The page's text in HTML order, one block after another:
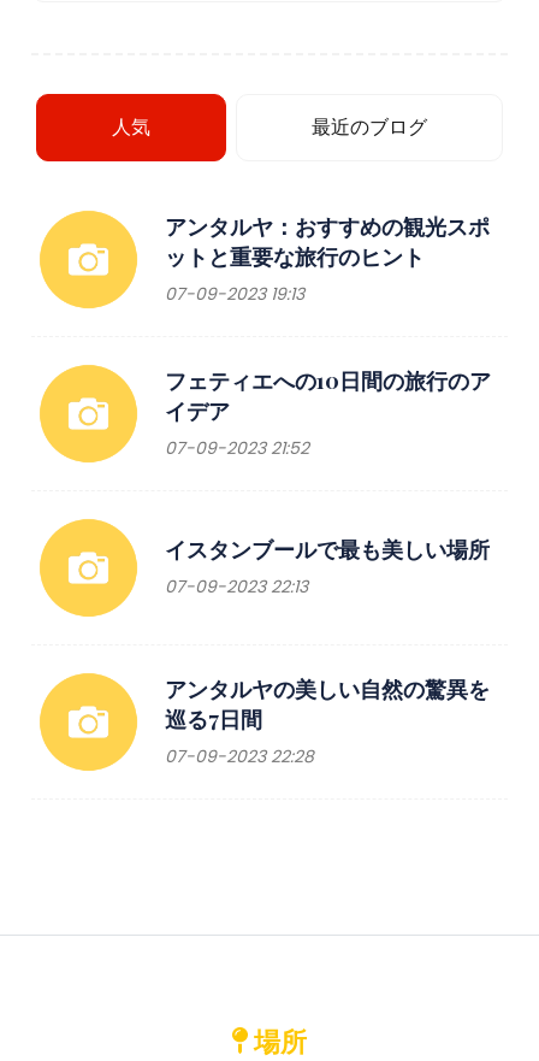
人気 最近のブログ
アンタルヤ：おすすめの観光スポ
ットと重要な旅行のヒント
07-09-2023 19:13
フェティエへの10日間の旅行のア
イデア
07-09-2023 21:52
イスタンブールで最も美しい場所
07-09-2023 22:13
アンタルヤの美しい自然の驚異を
巡る7日間
07-09-2023 22:28
場所